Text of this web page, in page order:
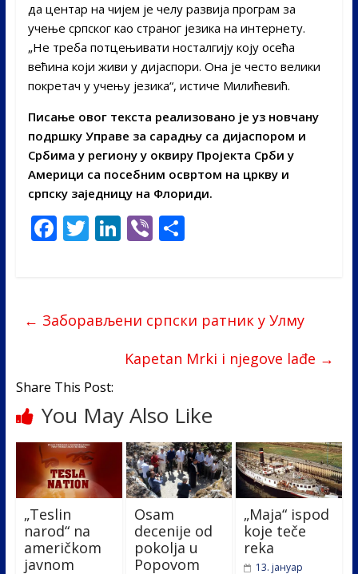
да центар на чијем је челу развија програм за
учење српског као страног језика на интернету.
„Не треба потцењивати носталгију коју осећа
већина који живи у дијаспори. Она је често велики
покретач у учењу језика“, истиче Милићевић.
Писање овог текста реализовано је уз новчану
подршку Управе за сарадњу са дијаспором и
Србима у региону у оквиру Пројекта Срби у
Америци са посебним освртом на цркву и
српску заједницу на Флориди.
F
b
o
k
T Li
dI
n
Vi S
← Заборављени српски ратник у Улму
Kapetan Mrki i njegove lađe →
Share This Post:
You May Also Like
„Teslin
narod“ na
američkom
javnom
Osam
decenije od
pokolja u
Popovom
„Maja“ ispod
koje teče
reka
13. јануар